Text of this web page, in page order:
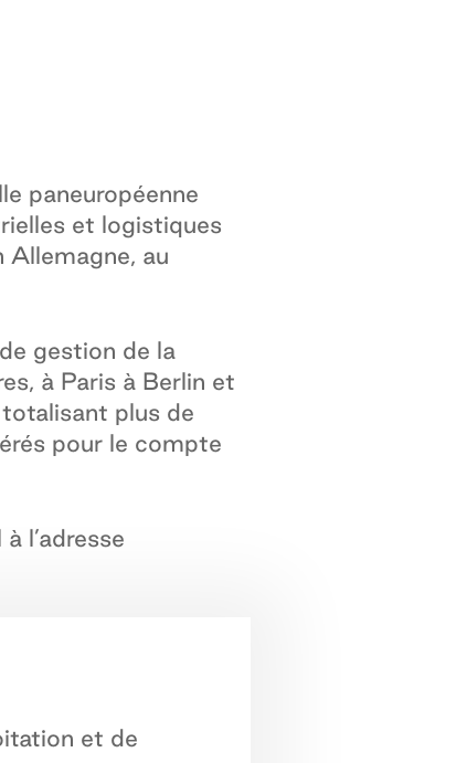
paneuropéenne
et logistiques
Allemagne, au
gestion de la
à Paris à Berlin et
plus de
pour le compte
l’adresse
et de